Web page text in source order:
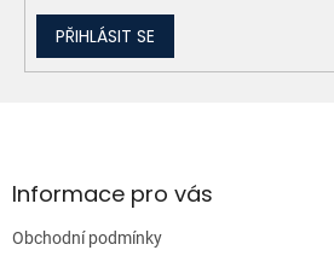
PŘIHLÁSIT SE
aInformace pro vás
Obchodní podmínky